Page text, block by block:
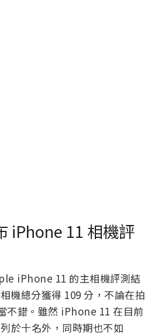
iPhone 11 相機評
iPhone 11 的主相機評測結
機總分獲得 109 分，不論在拍
不錯。雖然 iPhone 11 在目前
於十名外，同時期也不如